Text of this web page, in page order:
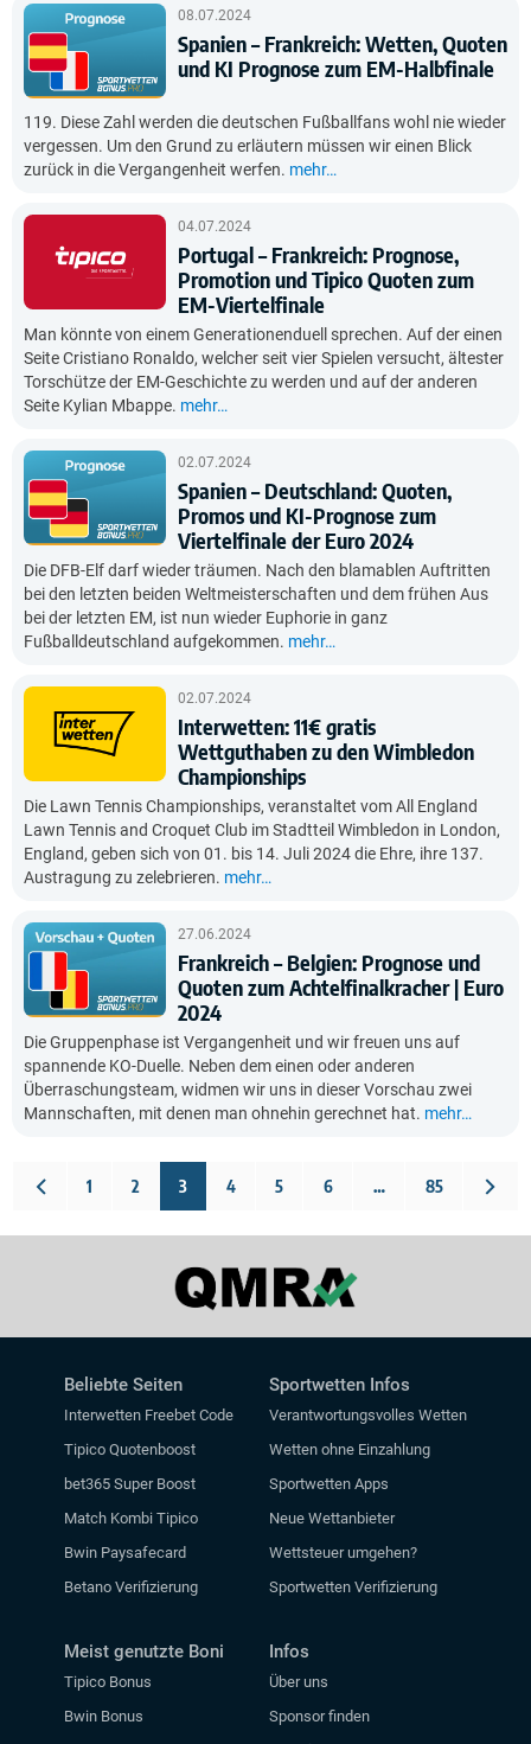
08.07.2024
Spanien – Frankreich: Wetten, Quoten
und KI Prognose zum EM-Halbfinale
119. Diese Zahl werden die deutschen Fußballfans wohl nie wieder
vergessen. Um den Grund zu erläutern müssen wir einen Blick
zurück in die Vergangenheit werfen. mehr…
04.07.2024
Portugal – Frankreich: Prognose,
Promotion und Tipico Quoten zum
EM-Viertelfinale
Man könnte von einem Generationenduell sprechen. Auf der einen
Seite Cristiano Ronaldo, welcher seit vier Spielen versucht, ältester
Torschütze der EM-Geschichte zu werden und auf der anderen
Seite Kylian Mbappe. mehr…
02.07.2024
Spanien – Deutschland: Quoten,
Promos und KI-Prognose zum
Viertelfinale der Euro 2024
Die DFB-Elf darf wieder träumen. Nach den blamablen Auftritten
bei den letzten beiden Weltmeisterschaften und dem frühen Aus
bei der letzten EM, ist nun wieder Euphorie in ganz
Fußballdeutschland aufgekommen. mehr…
02.07.2024
Interwetten: 11€ gratis
Wettguthaben zu den Wimbledon
Championships
Die Lawn Tennis Championships, veranstaltet vom All England
Lawn Tennis and Croquet Club im Stadtteil Wimbledon in London,
England, geben sich von 01. bis 14. Juli 2024 die Ehre, ihre 137.
Austragung zu zelebrieren. mehr…
27.06.2024
Frankreich – Belgien: Prognose und
Quoten zum Achtelfinalkracher | Euro
2024
Die Gruppenphase ist Vergangenheit und wir freuen uns auf
spannende KO-Duelle. Neben dem einen oder anderen
Überraschungsteam, widmen wir uns in dieser Vorschau zwei
Mannschaften, mit denen man ohnehin gerechnet hat. mehr…
1 2 3 4 5 6 … 85
Beliebte Seiten
Interwetten Freebet Code
Tipico Quotenboost
bet365 Super Boost
Match Kombi Tipico
Bwin Paysafecard
Betano Verifizierung
Meist genutzte Boni
Tipico Bonus
Bwin Bonus
Sportwetten Infos
Verantwortungsvolles Wetten
Wetten ohne Einzahlung
Sportwetten Apps
Neue Wettanbieter
Wettsteuer umgehen?
Sportwetten Verifizierung
Infos
Über uns
Sponsor finden